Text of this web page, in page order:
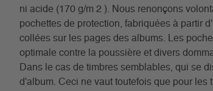
ni acide (170 g/m 2 ). Nous renonçons
pochettes de protection, fabriquées à partir
collées sur les pages des albums. Les
optimale contre la poussière et divers
Dans le cas de timbres semblables, qui se
d'album. Ceci ne vaut toutefois que pour